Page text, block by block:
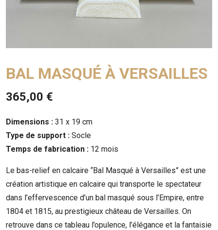
BAL MASQUÉ À VERSAILLES
365,00 €
Dimensions : 31 x 19 cm
Type de support : Socle
Temps de fabrication : 12 mois
Le bas-relief en calcaire “Bal Masqué à Versailles” est une
création artistique en calcaire qui transporte le spectateur
dans l’effervescence d’un bal masqué sous l’Empire, entre
1804 et 1815, au prestigieux château de Versailles. On
retrouve dans ce tableau l’opulence, l’élégance et la fantaisie